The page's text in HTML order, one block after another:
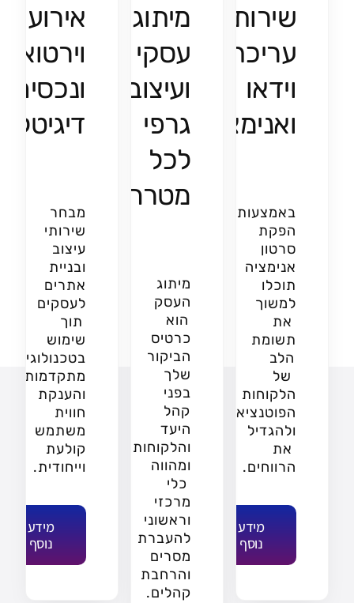
שירותי
עריכת
וידאו
ואנימציות
באמצעות
הפקת
סרטון
אנימציה
תוכלו
למשוך
את
תשומת
הלב
של
הלקוחות
הפוטנציאליים
ולהגדיל
את
הרווחים.
מידע
נוסף
מיתוג
עסקי
ועיצוב
גרפי
לכל
מטרה
מיתוג
העסק
הוא
כרטיס
הביקור
שלך
בפני
קהל
היעד
והלקוחות
ומהווה
כלי
מרכזי
וראשוני
להעברת
מסרים
והרחבת
קהלים.
אירועים
ונכסים
מבחר
שירותי
עיצוב
ובניית
אתרים
לעסקים
תוך
שימוש
בטכנולוגיות
מתקדמות
והענקת
חווית
משתמש
קולעת
וייחודית.
מידע
נוסף